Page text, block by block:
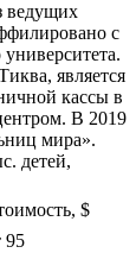
ведущих
с
является
кассы в
В 2019
мира».
детей,
$
95